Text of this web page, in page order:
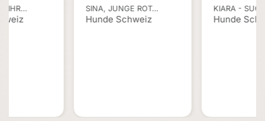
SINA, JUNGE ROT…
Hunde Schweiz
KIARA -
Hunde
IHR…